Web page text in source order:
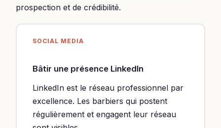
prospection et de crédibilité.
SOCIAL MEDIA
Bâtir une présence LinkedIn
LinkedIn est le réseau professionnel par
excellence. Les barbiers qui postent
régulièrement et engagent leur réseau